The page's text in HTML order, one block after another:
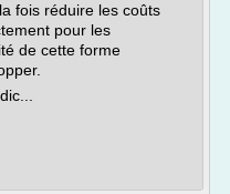
fois réduire les coûts
pour les
de cette forme